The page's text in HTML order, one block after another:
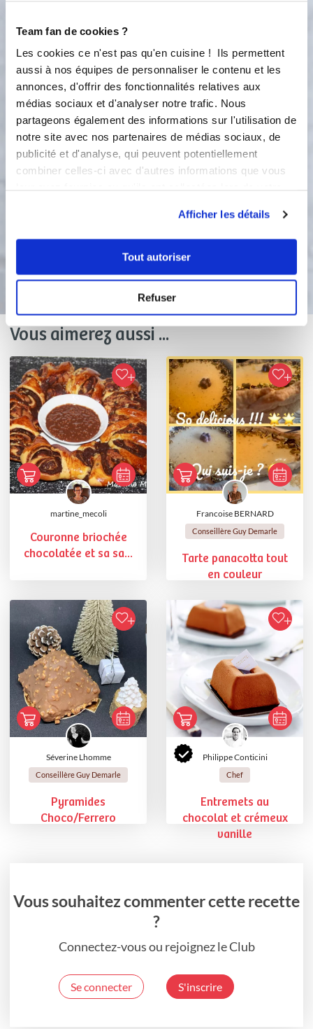
Team fan de cookies ?
Les cookies ce n'est pas qu'en cuisine ! Ils permettent
aussi à nos équipes de personnaliser le contenu et les
annonces, d'offrir des fonctionnalités relatives aux
médias sociaux et d'analyser notre trafic. Nous
partageons également des informations sur l'utilisation de
notre site avec nos partenaires de médias sociaux, de
publicité et d'analyse, qui peuvent potentiellement
combiner celles-ci avec d'autres informations que vous
Afficher les détails
Tout autoriser
Refuser
crème sur le caramel tout en
mélangeant à la spatule . Ajoutez 60
grammes de beurre et la fleur de sel.
Mélangez et laissez refroidir. Torréfiez
les amandes et les noisettes 10
minutes au four à 160°. Laissez les
refroidir, puis concassez
grossièrement avec les noix au
Tornado , et versez le tout dans le
décorez avec les pistaches.
Bon appétit !
Vous aimerez aussi ...
martine_mecoli
Couronne briochée
chocolatée et sa sa...
Francoise BERNARD
Conseillère Guy Demarle
Tarte panacotta tout
en couleur
Séverine Lhomme
Conseillère Guy Demarle
Pyramides
Choco/Ferrero
Philippe Conticini
Chef
Entremets au
chocolat et crémeux
vanille
Vous souhaitez commenter cette recette
?
Connectez-vous ou rejoignez le Club
Se connecter S'inscrire